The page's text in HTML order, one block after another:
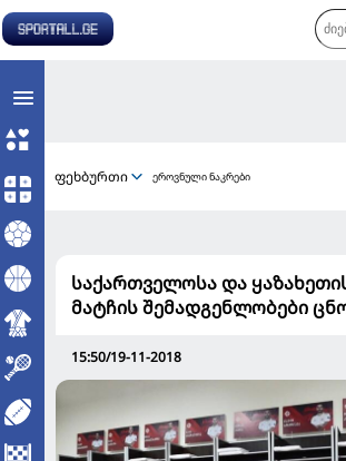
ფეხბურთი ეროვნული ნაკრები
საქართველოსა და
მატჩის შემადგენლობები
15:50/19-11-2018